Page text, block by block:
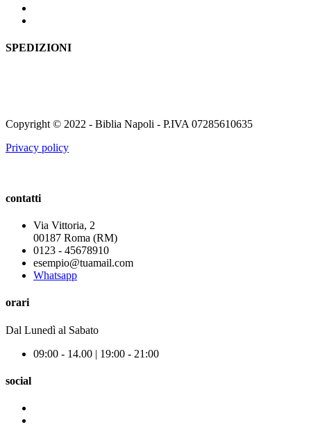
SPEDIZIONI
Copyright © 2022 - Biblia Napoli - P.IVA 07285610635
Privacy policy
contatti
Via Vittoria, 2
00187 Roma (RM)
0123 - 45678910
esempio@tuamail.com
Whatsapp
orari
Dal Lunedì al Sabato
09:00 - 14.00 | 19:00 - 21:00
social